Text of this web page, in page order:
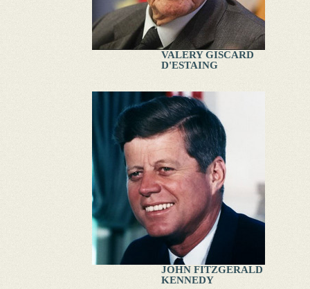
VALERY GISCARD
D'ESTAING
JOHN FITZGERALD
KENNEDY